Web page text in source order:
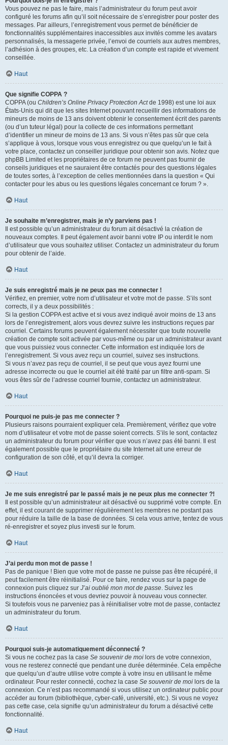
Vous pouvez ne pas le faire, mais l’administrateur du forum peut avoir
configuré les forums afin qu’il soit nécessaire de s’enregistrer pour poster des
messages. Par ailleurs, l’enregistrement vous permet de bénéficier de
fonctionnalités supplémentaires inaccessibles aux invités comme les avatars
personnalisés, la messagerie privée, l’envoi de courriels aux autres membres,
l’adhésion à des groupes, etc. La création d’un compte est rapide et vivement
conseillée.
Haut
Que signifie COPPA ?
COPPA (ou Children’s Online Privacy Protection Actde 1998) est une loi aux
États-Unis qui dit que les sites Internet pouvant recueillir des informations de
mineurs de moins de 13 ans doivent obtenir le consentement écrit des parents
(ou d’un tuteur légal) pour la collecte de ces informations permettant
d’identifier un mineur de moins de 13 ans. Si vous n’êtes pas sûr que cela
s’applique à vous, lorsque vous vous enregistrez ou que quelqu’un le fait à
votre place, contactez un conseiller juridique pour obtenir son avis. Notez que
phpBB Limited et les propriétaires de ce forum ne peuvent pas fournir de
conseils juridiques et ne sauraient être contactés pour des questions légales
de toutes sortes, à l’exception de celles mentionnées dans la question « Qui
contacter pour les abus ou les questions légales concernant ce forum ? ».
Haut
Je souhaite m’enregistrer, mais je n’y parviens pas !
Il est possible qu’un administrateur du forum ait désactivé la création de
nouveaux comptes. Il peut également avoir banni votre IP ou interdit le nom
d’utilisateur que vous souhaitez utiliser. Contactez un administrateur du forum
pour obtenir de l’aide.
Haut
Je suis enregistré mais je ne peux pas me connecter !
Vérifiez, en premier, votre nom d’utilisateur et votre mot de passe. S’ils sont
corrects, il y a deux possibilités :
Si la gestion COPPA est active et si vous avez indiqué avoir moins de 13 ans
lors de l’enregistrement, alors vous devrez suivre les instructions reçues par
courriel. Certains forums peuvent également nécessiter que toute nouvelle
création de compte soit activée par vous-même ou par un administrateur avant
que vous puissiez vous connecter. Cette information est indiquée lors de
l’enregistrement. Si vous avez reçu un courriel, suivez ses instructions.
Si vous n’avez pas reçu de courriel, il se peut que vous ayez fourni une
adresse incorrecte ou que le courriel ait été traité par un filtre anti-spam. Si
vous êtes sûr de l’adresse courriel fournie, contactez un administrateur.
Haut
Pourquoi ne puis-je pas me connecter ?
Plusieurs raisons pourraient expliquer cela. Premièrement, vérifiez que votre
nom d’utilisateur et votre mot de passe soient corrects. S’ils le sont, contactez
un administrateur du forum pour vérifier que vous n’avez pas été banni. Il est
également possible que le propriétaire du site Internet ait une erreur de
configuration de son côté, et qu’il devra la corriger.
Haut
Je me suis enregistré par le passé mais je ne peux plus me connecter ?!
Il est possible qu’un administrateur ait désactivé ou supprimé votre compte. En
effet, il est courant de supprimer régulièrement les membres ne postant pas
pour réduire la taille de la base de données. Si cela vous arrive, tentez de vous
ré-enregistrer et soyez plus investi sur le forum.
Haut
J’ai perdu mon mot de passe !
Pas de panique ! Bien que votre mot de passe ne puisse pas être récupéré, il
peut facilement être réinitialisé. Pour ce faire, rendez vous sur la page de
connexion puis cliquez sur J’ai oublié mon mot de passe. Suivez les
instructions énoncées et vous devriez pouvoir à nouveau vous connecter.
Si toutefois vous ne parveniez pas à réinitialiser votre mot de passe, contactez
un administrateur du forum.
Haut
Pourquoi suis-je automatiquement déconnecté ?
Si vous ne cochez pas la case Se souvenir de moi lors de votre connexion,
vous ne resterez connecté que pendant une durée déterminée. Cela empêche
que quelqu’un d’autre utilise votre compte à votre insu en utilisant le même
ordinateur. Pour rester connecté, cochez la case Se souvenir de moi lors de la
connexion. Ce n’est pas recommandé si vous utilisez un ordinateur public pour
accéder au forum (bibliothèque, cyber-café, université, etc.). Si vous ne voyez
pas cette case, cela signifie qu’un administrateur du forum a désactivé cette
fonctionnalité.
Haut